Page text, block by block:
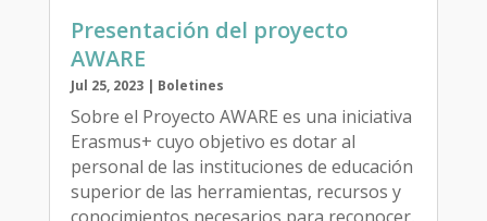
Presentación del proyecto
AWARE
Jul 25, 2023| Boletines
Sobre el Proyecto AWARE es una iniciativa
Erasmus+ cuyo objetivo es dotar al
personal de las instituciones de educación
superior de las herramientas, recursos y